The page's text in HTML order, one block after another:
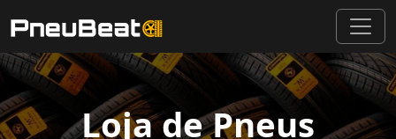
Loja de Pneus